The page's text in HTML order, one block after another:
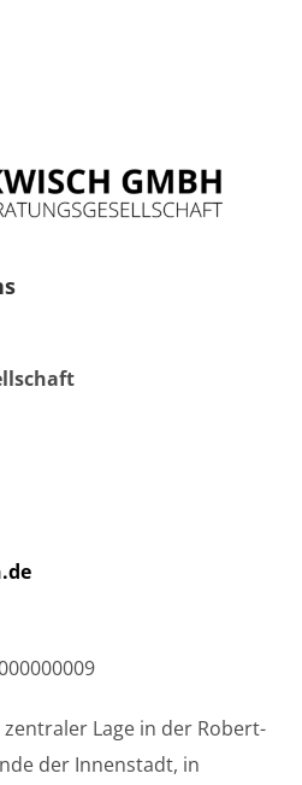
Lage in der Robert-
der Innenstadt, in